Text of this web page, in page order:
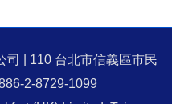
司 | 110 台北市信義區市民
2-8729-1099